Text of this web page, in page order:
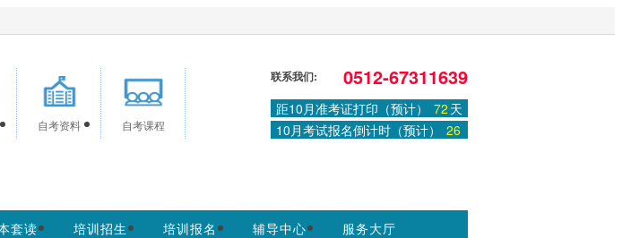
务，网站信息供学习交流使用，非政府官方网站，官方信息以江苏教育
登录或注册|学习中心
自考资料 自考课程
联系我们: 0512-67311639
距10月准考证打印（预计） 72 天
10月考试报名倒计时（预计） 26
套读 培训招生 培训报名 辅导中心
服务大厅